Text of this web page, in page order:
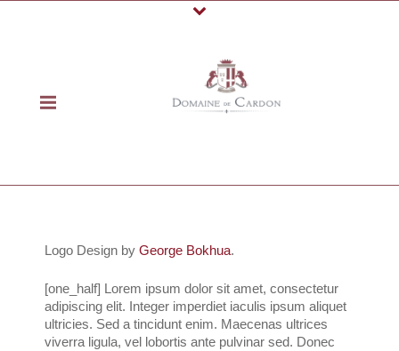
Logo Design by George Bokhua.
[one_half] Lorem ipsum dolor sit amet, consectetur
adipiscing elit. Integer imperdiet iaculis ipsum aliquet
ultricies. Sed a tincidunt enim. Maecenas ultrices
viverra ligula, vel lobortis ante pulvinar sed. Donec